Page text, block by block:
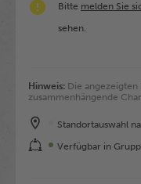
Bitte melden Sie
sehen.
Hinweis: Die angezeigten
zusammenhängende
Standortauswahl
Verfügbar in